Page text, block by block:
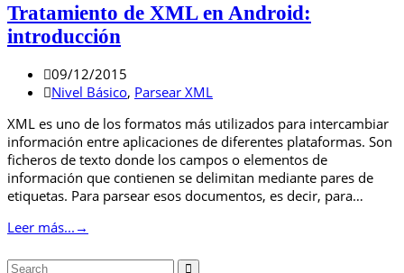
Tratamiento de XML en Android:
introducción
09/12/2015
Nivel Básico, Parsear XML
XML es uno de los formatos más utilizados para intercambiar
información entre aplicaciones de diferentes plataformas. Son
ficheros de texto donde los campos o elementos de
información que contienen se delimitan mediante pares de
etiquetas. Para parsear esos documentos, es decir, para…
Leer más... →